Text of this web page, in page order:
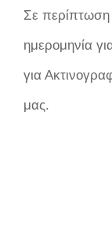
Σε περίπτωση
ημερομηνία
για
μας.